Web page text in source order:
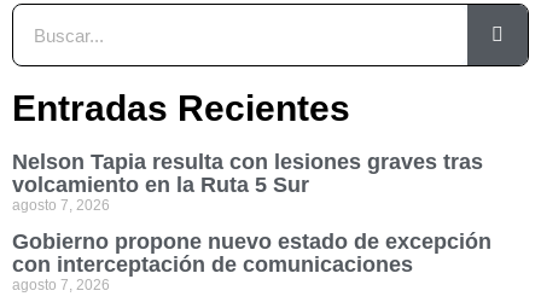
Entradas Recientes
Nelson Tapia resulta con lesiones graves tras
volcamiento en la Ruta 5 Sur
agosto 7, 2026
Gobierno propone nuevo estado de excepción
con interceptación de comunicaciones
agosto 7, 2026